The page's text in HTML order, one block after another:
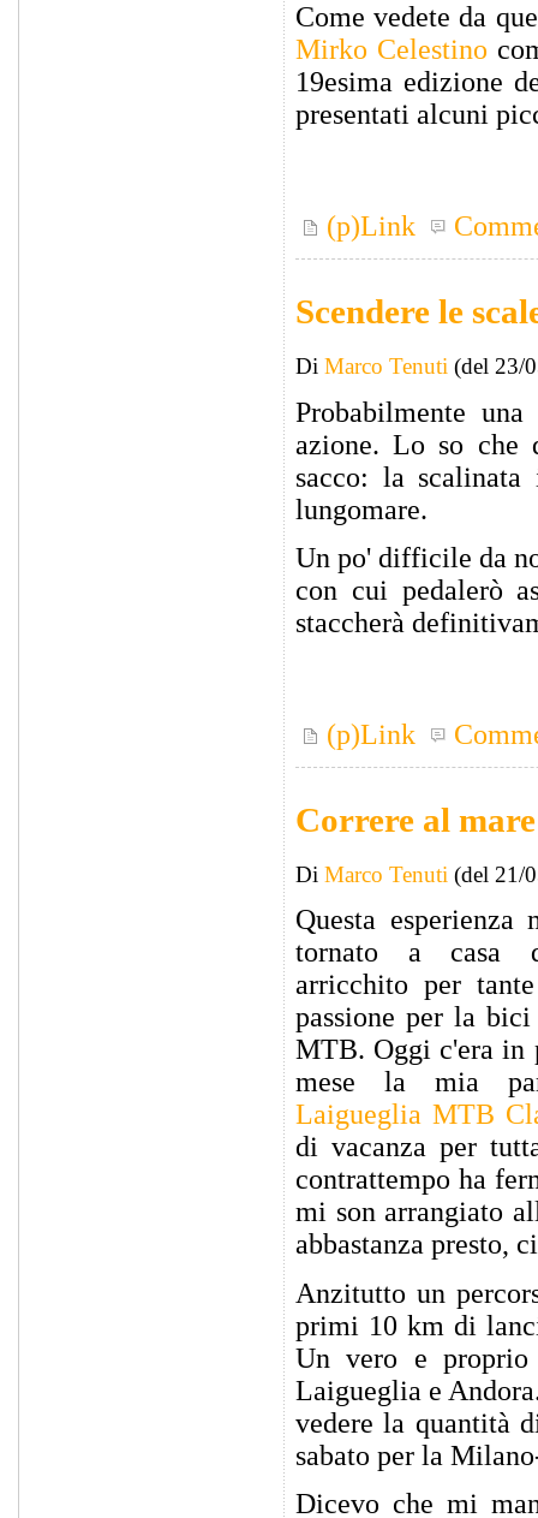
Come vedete da
Mirko Celestino
19esima edizione
presentati alcuni
(p)Link
Scendere le
Di Marco Tenuti (del 23/
Probabilmente
azione. Lo so che
sacco: la
lungomare.
Un po' difficile da
con cui pedalerò
staccherà
(p)Link
Correre al mare
Di Marco Tenuti (del 21/
Questa
tornato a casa
arricchito per
passione per la
MTB. Oggi c'era in
mese la mia
Laigueglia MTB
di vacanza per
contrattempo ha
mi son arrangiato
abbastanza presto,
Anzitutto un
primi 10 km di
Un vero e
Laigueglia e
vedere la quantità
sabato per la
Dicevo che mi